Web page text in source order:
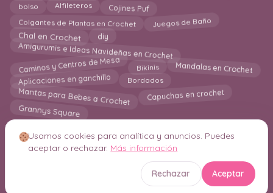
bolso Alfileteros Cojines Puf
Colgantes de Plantas en Crochet Juegos de Baño
Chal en Crochet diy
Amigurumis e Ideas Navideñas en Crochet
Caminos y Centros de Mesa Bikinis Mandalas en Crochet
Aplicaciones en ganchillo Bordados
Mantas para Bebes a Crochet Capuchas en crochet
Grannys Square
© 2026 Crochetisimo. Todos los derechos reservados.
Usamos cookies para analítica y anuncios. Puedes
aceptar o rechazar. Más información
Rechazar Aceptar